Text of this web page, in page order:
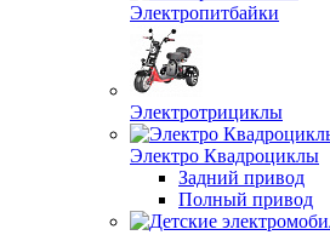
Электропитбайки
Электротрициклы
Электро Квадроциклы
Задний привод
Полный привод